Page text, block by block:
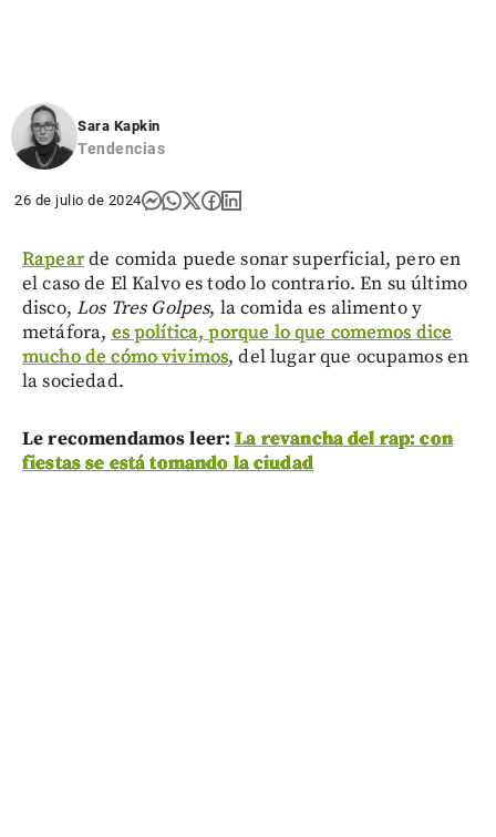
Sara Kapkin
Tendencias
26 de julio de 2024
Rapearde comida puede sonar superficial, pero en
el caso de El Kalvo es todo lo contrario. En su último
disco,Los Tres Golpes, la comida es alimento y
metáfora, es política, porque lo que comemos dice
mucho de cómo vivimos, del lugar que ocupamos en
la sociedad.
Le recomendamos leer: La revancha del rap: con
fiestas se está tomando la ciudad